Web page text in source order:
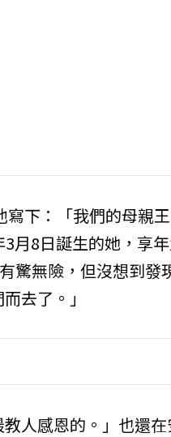
下：「我們的母親
月8日誕生的她，享
驚無險，但沒想到發
去了。」
人感恩的。」也還